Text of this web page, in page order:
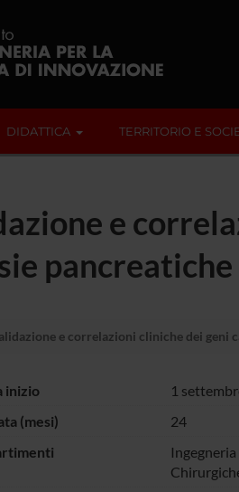
DIDATTICA TERRITORIO E
e
pancreatiche
e correlazioni cliniche dei geni
inizio
1
(mesi)
24